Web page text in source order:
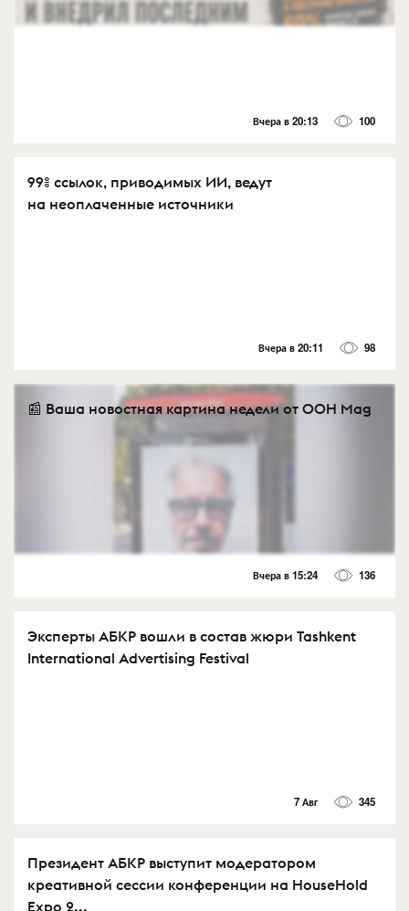
Вчера в 20:13 100
99% ссылок, приводимых ИИ, ведут
на неоплаченные источники
Вчера в 20:11 98
📰 Ваша новостная картина недели от OOH Mag
Вчера в 15:24 136
Эксперты АБКР вошли в состав жюри Tashkent
International Advertising Festival
7 Авг 345
Президент АБКР выступит модератором
креативной сессии конференции на HouseHold
Expo 2...